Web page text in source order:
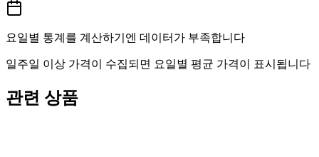
요일별 통계를 계산하기엔 데이터가 부족합니다
일주일 이상 가격이 수집되면 요일별 평균 가격이 표시됩니다
관련 상품